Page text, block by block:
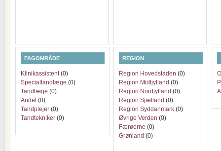
FAGOMRÅDE
Klinikassistent(0)
Specialtandlæge (0)
Tandlæge (0)
Andet(0)
Tandplejer (0)
Tandtekniker (0)
REGION
Region Hovedstaden (0)
Region Midtjylland (0)
Region Nordjylland (0)
Region Sjælland (0)
Region Syddanmark(0)
Øvrige Verden (0)
Færøerne (0)
Grønland (0)